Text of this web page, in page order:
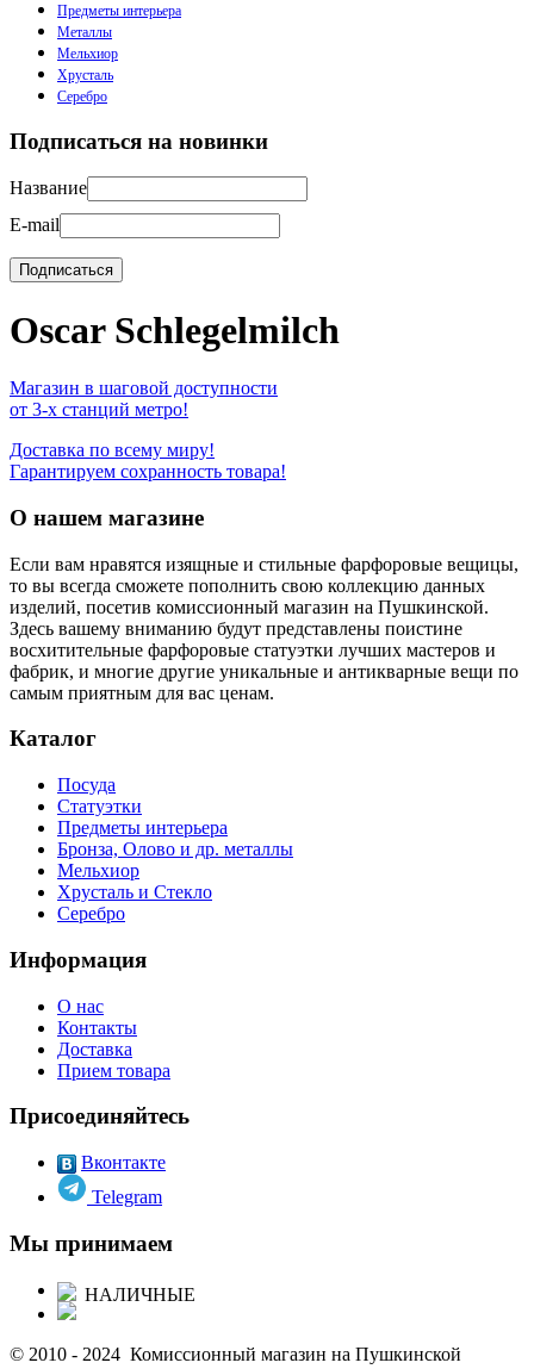
Предметы интерьера
Металлы
Мельхиор
Хрусталь
Серебро
Подписаться на новинки
Название
E-mail
Oscar Schlegelmilch
Магазин в шаговой доступности
от 3-х станций метро!
Доставка по всему миру!
Гарантируем сохранность товара!
О нашем магазине
Если вам нравятся изящные и стильные фарфоровые вещицы,
то вы всегда сможете пополнить свою коллекцию данных
изделий, посетив комиссионный магазин на Пушкинской.
Здесь вашему вниманию будут представлены поистине
восхитительные фарфоровые статуэтки лучших мастеров и
фабрик, и многие другие уникальные и антикварные вещи по
самым приятным для вас ценам.
Каталог
Посуда
Статуэтки
Предметы интерьера
Бронза, Олово и др. металлы
Мельхиор
Хрусталь и Стекло
Серебро
Информация
О нас
Контакты
Доставка
Прием товара
Присоединяйтесь
Вконтакте
Telegram
Мы принимаем
НАЛИЧНЫЕ
© 2010 - 2024 Комиссионный магазин на Пушкинской